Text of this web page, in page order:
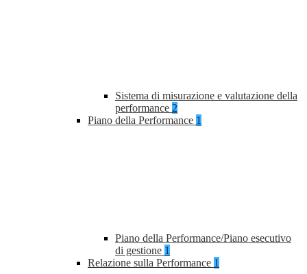
Sistema di misurazione e valutazione della
performance 2
Piano della Performance 1
Piano della Performance/Piano esecutivo
di gestione 1
Relazione sulla Performance 1